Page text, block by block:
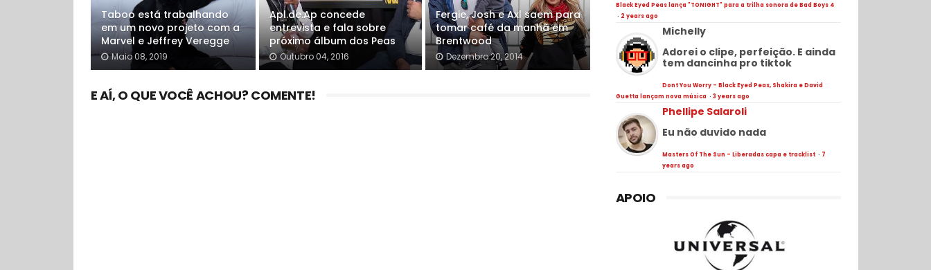
Taboo está trabalhando
em um novo projeto com a
Marvel e Jeffrey Veregge
Maio 08, 2019
Apl.de.Ap concede
entrevista e fala sobre
próximo álbum dos Peas
Outubro 04, 2016
Fergie, Josh e Axl saem para
tomar café da manhã em
Brentwood
Dezembro 20, 2014
E AÍ, O QUE VOCÊ ACHOU? COMENTE!
Black Eyed Peas lança "TONIGHT" para a trilha sonora de Bad Boys 4
· 2 years ago
Michelly
Adorei o clipe, perfeição. E ainda
tem dancinha pro tiktok
Dont You Worry - Black Eyed Peas, Shakira e David
Guetta lançam nova música · 3 years ago
Phellipe Salaroli
Eu não duvido nada
Masters Of The Sun - Liberadas capa e tracklist · 7
years ago
APOIO